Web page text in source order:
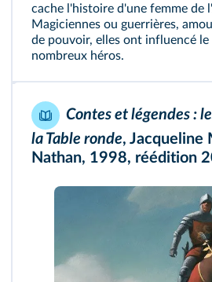
cache l'histoire d'une femme de
Magiciennes ou guerrières,
de pouvoir, elles ont influencé le
nombreux héros.
Contes et légendes :
la Table ronde, Jacqueline
Nathan, 1998, réédition